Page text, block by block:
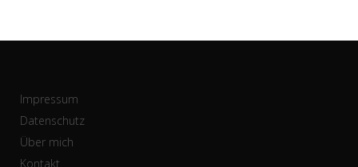
Impressum
Datenschutz
Über mich
Kontakt